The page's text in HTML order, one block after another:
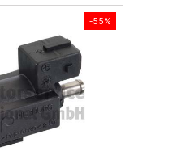
-55%